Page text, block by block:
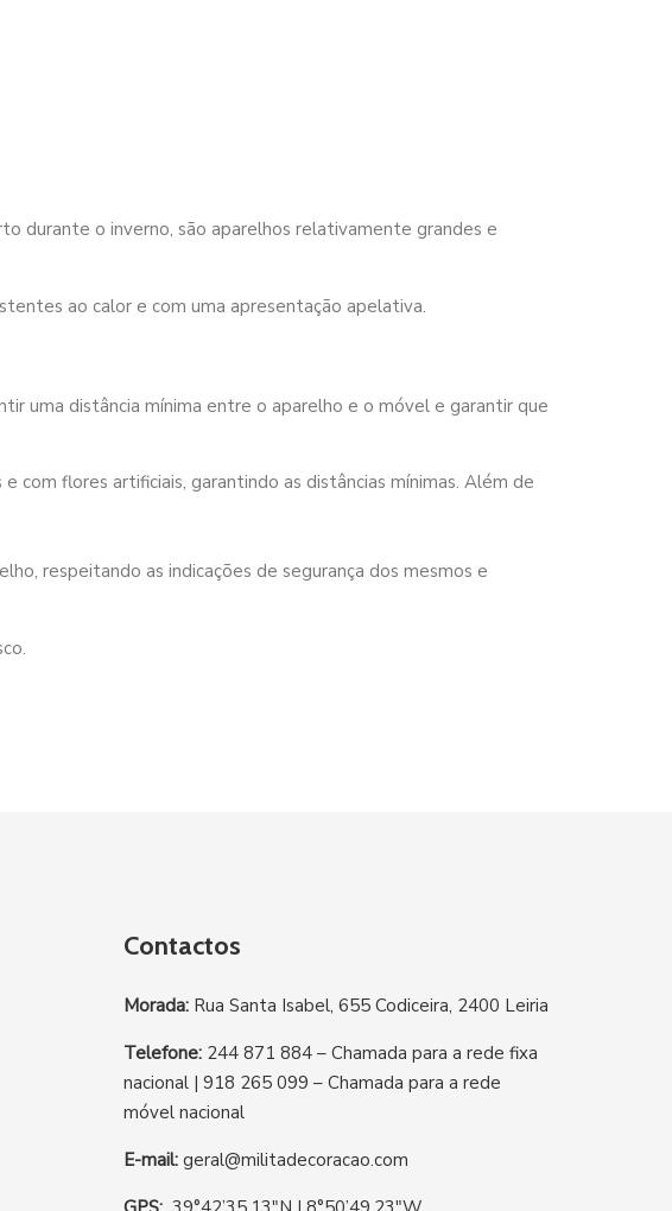
durante o inverno, são aparelhos relativamente grandes e
ao calor e com uma apresentação apelativa.
uma distância mínima entre o aparelho e o móvel e garantir que
com flores artificiais, garantindo as distâncias mínimas. Além de
respeitando as indicações de segurança dos mesmos e
Contactos
Morada: Rua Santa Isabel, 655 Codiceira, 2400 Leiria
Telefone: 244 871 884 – Chamada para a rede fixa
nacional | 918 265 099 – Chamada para a rede
móvel nacional
E-mail: geral@militadecoracao.com